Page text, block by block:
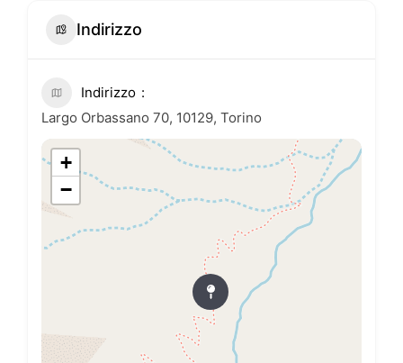
Indirizzo
Indirizzo
Largo Orbassano 70, 10129, Torino
+
−